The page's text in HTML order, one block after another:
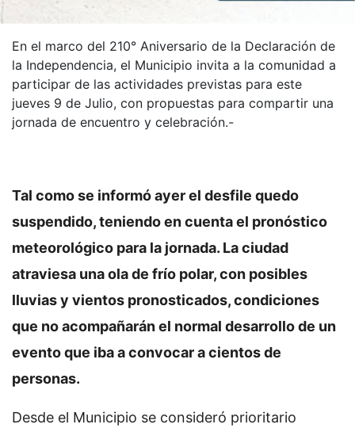
En el marco del 210° Aniversario de la Declaración de
la Independencia, el Municipio invita a la comunidad a
participar de las actividades previstas para este
jueves 9 de Julio, con propuestas para compartir una
jornada de encuentro y celebración.-
Tal como se informó ayer el desfile quedo
suspendido, teniendo en cuenta el pronóstico
meteorológico para la jornada. La ciudad
atraviesa una ola de frío polar, con posibles
lluvias y vientos pronosticados, condiciones
que no acompañarán el normal desarrollo de un
evento que iba a convocar a cientos de
personas.
Desde el Municipio se consideró prioritario